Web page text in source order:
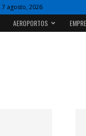
7 agosto, 2026
AEROPORTOS